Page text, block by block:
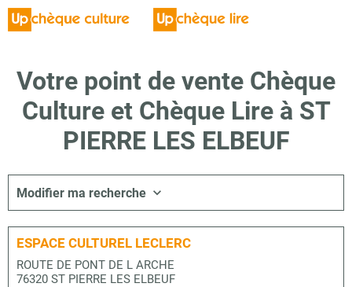
Votre point de vente Chèque
Culture et Chèque Lire à ST
PIERRE LES ELBEUF
Modifier ma recherche
ESPACE CULTUREL LECLERC
ROUTE DE PONT DE L ARCHE
76320 ST PIERRE LES ELBEUF